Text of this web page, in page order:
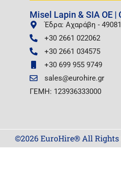
Misel Lapin & SIA OE |
Έδρα: Αχαράβη -
+30 2661 022062
+30 2661 034575
+30 699 955 9749
sales@eurohire.gr
ΓΕΜΗ: 123936333000
©2026 EuroHire® All Rights